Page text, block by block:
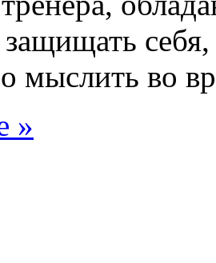
мыслить во
»